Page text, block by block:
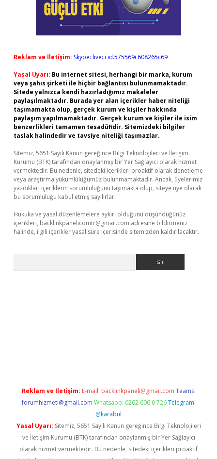
Reklam ve İletişim: Skype: live:.cid.575569c608265c69
Yasal Uyarı: Bu internet sitesi, herhangi bir marka, kurum
veya şahıs şirketi ile hiçbir bağlantısı bulunmamaktadır.
Sitede yalnızca kendi hazırladığımız makaleler
paylaşılmaktadır. Burada yer alan içerikler haber niteliği
taşımamakta olup, gerçek kurum ve kişiler hakkında
paylaşım yapılmamaktadır. Gerçek kurum ve kişiler ile isim
benzerlikleri tamamen tesadüfidir. Sitemizdeki bilgiler
taslak halindedir ve tavsiye niteliği taşımazlar.
Sitemiz, 5651 Sayılı Kanun gereğince Bilgi Teknolojileri ve İletişim
Kurumu (BTK) tarafından onaylanmış bir Yer Sağlayıcı olarak hizmet
vermektedir. Bu nedenle, sitedeki içerikleri proaktif olarak denetleme
veya araştırma yükümlülüğümüz bulunmamaktadır. Ancak, üyelerimiz
yazdıkları içeriklerin sorumluluğunu taşımakta olup, siteye üye olarak
bu sorumluluğu kabul etmiş sayılırlar.
Hukuka ve yasal düzenlemelere aykırı olduğunu düşündüğünüz
içerikleri, backlinkpanelicomtr@gmail.com adresine bildirmeniz
halinde, ilgili içerikler yasal süre içerisinde sitemizden kaldırılacaktır.
Reklam ve İletişim: E-mail: backlinkpaneli@gmail.com Teams:
forumhizmeti@gmail.com Whatsapp: 0262 606 0 726 Telegram:
@karabul
Yasal Uyarı: Sitemiz, 5651 Sayılı Kanun gereğince Bilgi Teknolojileri
ve İletişim Kurumu (BTK) tarafından onaylanmış bir Yer Sağlayıcı
olarak hizmet vermektedir. Bu nedenle, sitedeki içerikleri proaktif